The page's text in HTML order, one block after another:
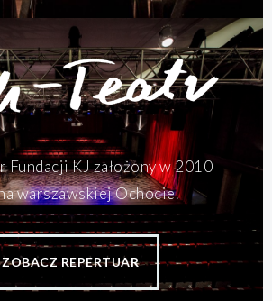
Fundacji KJ założony w 2010
warszawskiej Ochocie.
ZOBACZ REPERTUAR